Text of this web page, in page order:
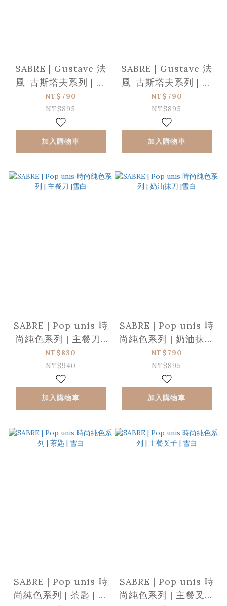
SABRE | Gustave 法
風-古斯塔夫系列 | 奶
油抹刀 | 珍珠白
NT$790
NT$895
加入購物車
SABRE | Gustave 法
風-古斯塔夫系列 | 奶
油抹刀 | 雪白
NT$790
NT$895
加入購物車
SABRE | Pop unis 時
尚純色系列 | 主餐刀 |
雪白
NT$830
NT$940
加入購物車
SABRE | Pop unis 時
尚純色系列 | 奶油抹刀
|雪白
NT$790
NT$895
加入購物車
SABRE | Pop unis 時
尚純色系列 | 茶匙 | 雪
SABRE | Pop unis 時
尚純色系列 | 主餐叉子